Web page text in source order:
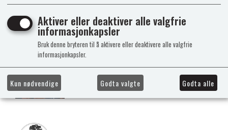
Aktiver eller deaktiver alle valgfrie
informasjonkapsler
Bruk denne bryteren til å aktivere eller deaktivere alle valgfrie
informasjonkapsler.
Kun nødvendige Godta valgte Godta alle